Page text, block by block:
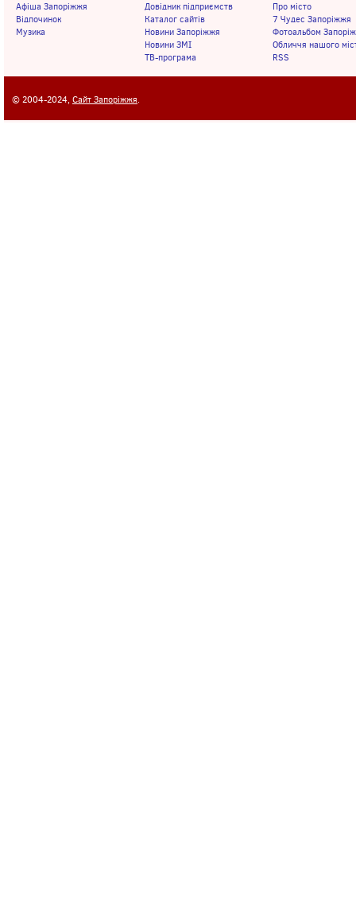
Афіша Запоріжжя
Відпочинок
Музика
Довідник підприємств
Каталог сайтів
Новини Запоріжжя
Новини ЗМІ
ТВ-програма
Про місто
7 Чудес Запоріжжя
Фотоальбом
Обличчя нашого
RSS
© 2004-2024, Сайт Запоріжжя.